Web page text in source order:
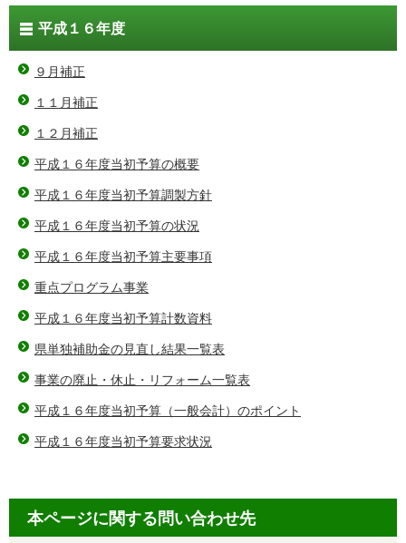
平成１６年度
９月補正
１１月補正
１２月補正
平成１６年度当初予算の概要
平成１６年度当初予算調製方針
平成１６年度当初予算の状況
平成１６年度当初予算主要事項
重点プログラム事業
平成１６年度当初予算計数資料
県単独補助金の見直し結果一覧表
事業の廃止・休止・リフォーム一覧表
平成１６年度当初予算（一般会計）のポイント
平成１６年度当初予算要求状況
本ページに関する問い合わせ先